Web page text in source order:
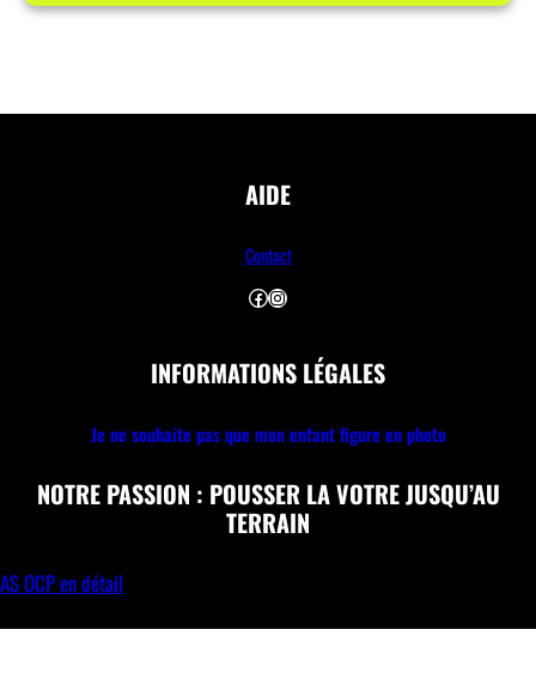
AIDE
Contact
Facebook Instagram
INFORMATIONS LÉGALES
Je ne souhaite pas que mon enfant figure en photo
NOTRE PASSION : POUSSER LA VOTRE JUSQU’AU
TERRAIN
AS OCP en détail